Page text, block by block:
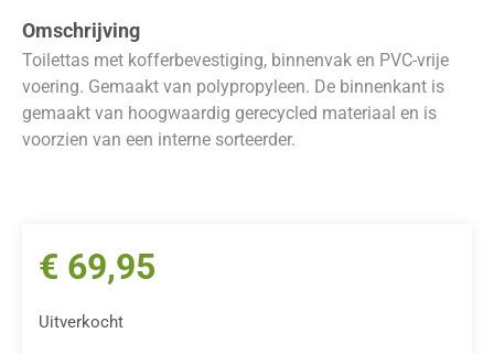
Omschrijving
Toilettas met kofferbevestiging, binnenvak en PVC-vrije
voering. Gemaakt van polypropyleen. De binnenkant is
gemaakt van hoogwaardig gerecycled materiaal en is
voorzien van een interne sorteerder.
€ 69,95
Uitverkocht